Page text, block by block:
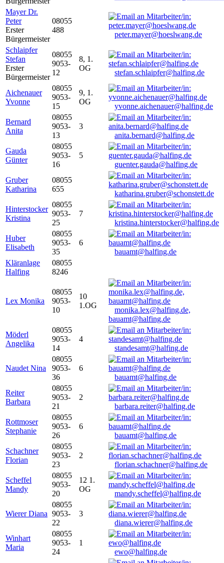
Mayer Dr.
Peter
Erster
Bürgermeister
08055
488
peter.mayer@hoeslwang.de
Schlaipfer
Stefan
Erster
Bürgermeister
08055
9053-
12
8, 1.
OG
stefan.schlaipfer@halfing.de
Aichenauer
Yvonne
08055
9053-
15
9, 1.
OG
yvonne.aichenauer@halfing.de
Bernard
Anita
08055
9053-
13
3
anita.bernard@halfing.de
Gauda
Günter
08055
9053-
16
5
guenter.gauda@halfing.de
Gruber
Katharina
08055
655
katharina.gruber@schonstett.de
Hinterstocker
Kristina
08055
9053-
25
7
kristina.hinterstocker@halfing.de
Huber
Elisabeth
08055
9053-
35
6
bauamt@halfing.de
Kläranlage
Halfing
08055
8246
Lex Monika
08055
9053-
10
10
1.OG
monika.lex@halfing.de,
bauamt@halfing.de
Möderl
Angelika
08055
9053-
14
4
standesamt@halfing.de
Naudet Nina
08055
9053-
36
6
bauamt@halfing.de
Reiter
Barbara
08055
9053-
21
2
barbara.reiter@halfing.de
Rottmoser
Stephanie
08055
9053-
26
6
bauamt@halfing.de
Schachner
Florian
08055
9053-
23
2
florian.schachner@halfing.de
Scheffel
Mandy
08055
9053-
20
12 1.
OG
mandy.scheffel@halfing.de
Wierer Diana
08055
9053-
22
3
diana.wierer@halfing.de
Winhart
Maria
08055
9053-
24
1
ewo@halfing.de